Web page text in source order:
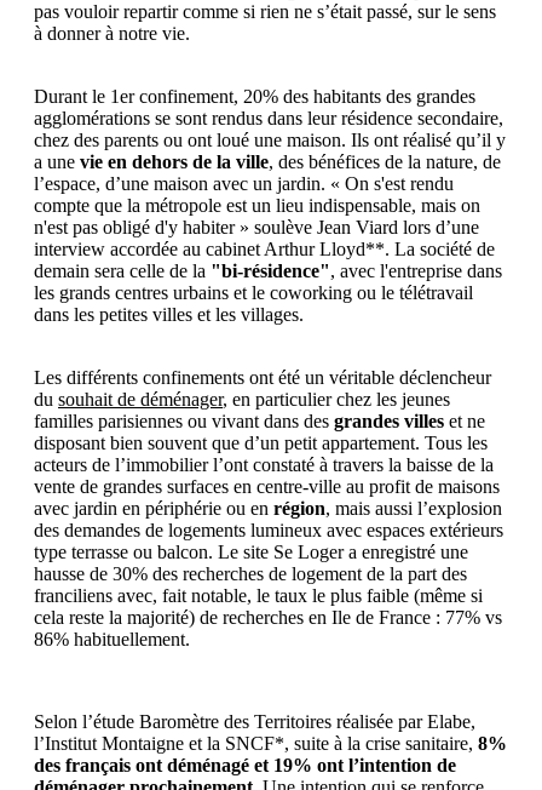
pas vouloir repartir comme si rien ne s’était passé, sur le sens
à donner à notre vie.
Durant le 1er confinement, 20% des habitants des grandes
agglomérations se sont rendus dans leur résidence secondaire,
chez des parents ou ont loué une maison. Ils ont réalisé qu’il y
a une vie en dehors de la ville, des bénéfices de la nature, de
l’espace, d’une maison avec un jardin. « On s'est rendu
compte que la métropole est un lieu indispensable, mais on
n'est pas obligé d'y habiter » soulève Jean Viard lors d’une
interview accordée au cabinet Arthur Lloyd**. La société de
demain sera celle de la "bi-résidence", avec l'entreprise dans
les grands centres urbains et le coworking ou le télétravail
dans les petites villes et les villages.
Les différents confinements ont été un véritable déclencheur
du souhait de déménager, en particulier chez les jeunes
familles parisiennes ou vivant dans des grandes villes et ne
disposant bien souvent que d’un petit appartement. Tous les
acteurs de l’immobilier l’ont constaté à travers la baisse de la
vente de grandes surfaces en centre-ville au profit de maisons
avec jardin en périphérie ou en région, mais aussi l’explosion
des demandes de logements lumineux avec espaces extérieurs
type terrasse ou balcon. Le site Se Loger a enregistré une
hausse de 30% des recherches de logement de la part des
franciliens avec, fait notable, le taux le plus faible (même si
cela reste la majorité) de recherches en Ile de France : 77% vs
86% habituellement.
Selon l’étude Baromètre des Territoires réalisée par Elabe,
l’Institut Montaigne et la SNCF*, suite à la crise sanitaire, 8%
des français ont déménagé et 19% ont l’intention de